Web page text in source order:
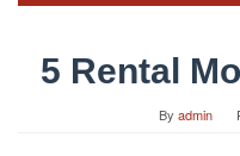
5 Rental
By admin